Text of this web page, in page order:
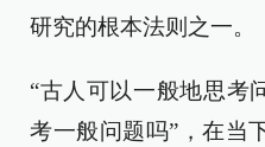
研究的根本法则之一。
“古人可以一般地思考
考一般问题吗”，在当